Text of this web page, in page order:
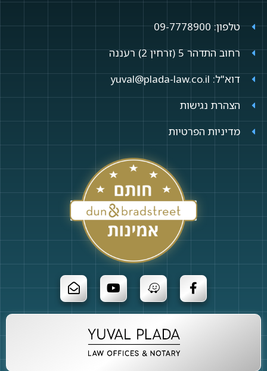
טלפון: 09-7778900
רחוב התדהר 5 (זרחין 2) רעננה
דוא"ל: yuval@plada-law.co.il
הצהרת נגישות
מדיניות הפרטיות